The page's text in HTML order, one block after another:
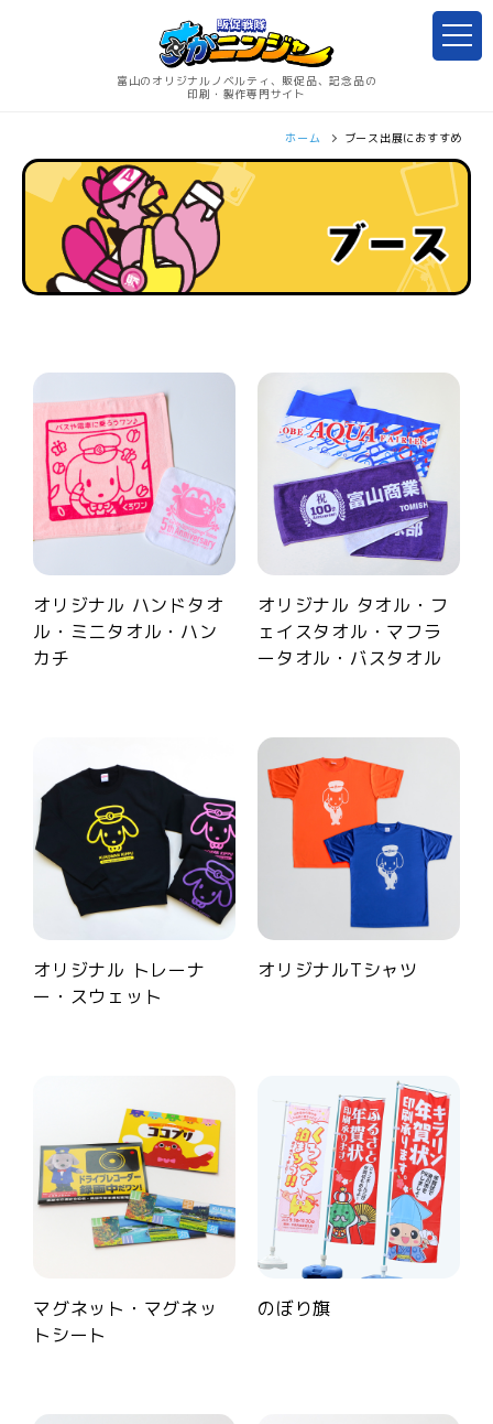
富山のオリジナルノベルティ、販促品、記念品の
印刷・製作専門サイト
ホーム ブース出展におすすめ
オリジナル ハンドタオ
ル・ミニタオル・ハン
カチ
オリジナル タオル・フ
ェイスタオル・マフラ
ータオル・バスタオル
オリジナル トレーナ
ー・スウェット
オリジナルTシャツ
マグネット・マグネッ
トシート
のぼり旗